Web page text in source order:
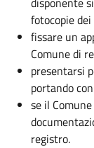
fotocopie
fissare un
Comune di
presentarsi
portando
se il
registro.